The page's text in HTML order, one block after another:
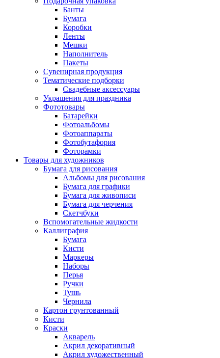
Банты
Бумага
Коробки
Ленты
Мешки
Наполнитель
Пакеты
Сувенирная продукция
Тематические подборки
Свадебные аксессуары
Украшения для праздника
Фототовары
Батарейки
Фотоальбомы
Фотоаппараты
Фотобутафория
Фоторамки
Товары для художников
Бумага для рисования
Альбомы для рисования
Бумага для графики
Бумага для живописи
Бумага для черчения
Скетчбуки
Вспомогательные жидкости
Каллиграфия
Бумага
Кисти
Маркеры
Наборы
Перья
Ручки
Тушь
Чернила
Картон грунтованный
Кисти
Краски
Акварель
Акрил декоративный
Акрил художественный